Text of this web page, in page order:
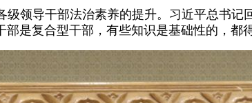
领导干部法治素养的提升。习近平总书
是复合型干部，有些知识是基础性的，都